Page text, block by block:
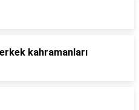
kahramanları